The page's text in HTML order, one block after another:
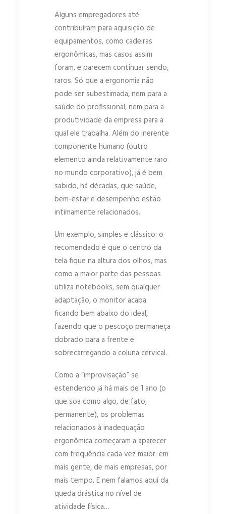
Alguns empregadores até
contribuíram para aquisição de
equipamentos, como cadeiras
ergonômicas, mas casos assim
foram, e parecem continuar sendo,
raros. Só que a ergonomia não
pode ser subestimada, nem para a
saúde do profissional, nem para a
produtividade da empresa para a
qual ele trabalha. Além do inerente
componente humano (outro
elemento ainda relativamente raro
no mundo corporativo), já é bem
sabido, há décadas, que saúde,
bem-estar e desempenho estão
intimamente relacionados.
Um exemplo, simples e clássico: o
recomendado é que o centro da
tela fique na altura dos olhos, mas
como a maior parte das pessoas
utiliza notebooks, sem qualquer
adaptação, o monitor acaba
ficando bem abaixo do ideal,
fazendo que o pescoço permaneça
dobrado para a frente e
sobrecarregando a coluna cervical.
Como a “improvisação” se
estendendo já há mais de 1 ano (o
que soa como algo, de fato,
permanente), os problemas
relacionados à inadequação
ergonômica começaram a aparecer
com frequência cada vez maior: em
mais gente, de mais empresas, por
mais tempo. E nem falamos aqui da
queda drástica no nível de
atividade física…